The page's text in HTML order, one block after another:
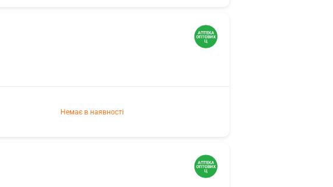
Немає в наявності